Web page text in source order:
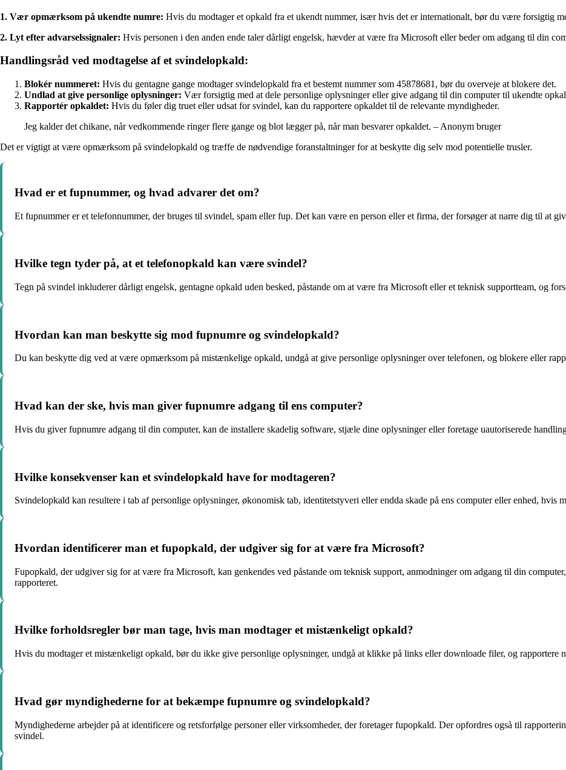
1. Vær opmærksom på ukendte numre: Hvis du modtager et opkald fra et ukendt nummer, især hvis det er internationalt, bør du være forsigtig
2. Lyt efter advarselssignaler: Hvis personen i den anden ende taler dårligt engelsk, hævder at være fra Microsoft eller beder om adgang til din
Handlingsråd ved modtagelse af et svindelopkald:
Blokér nummeret: Hvis du gentagne gange modtager svindelopkald fra et bestemt nummer som 45878681, bør du overveje at blokere det.
Undlad at give personlige oplysninger: Vær forsigtig med at dele personlige oplysninger eller give adgang til din computer til ukendte
Rapportér opkaldet: Hvis du føler dig truet eller udsat for svindel, kan du rapportere opkaldet til de relevante myndigheder.
Jeg kalder det chikane, når vedkommende ringer flere gange og blot lægger på, når man besvarer opkaldet. – Anonym bruger
Det er vigtigt at være opmærksom på svindelopkald og træffe de nødvendige foranstaltninger for at beskytte dig selv mod potentielle trusler.
Hvad er et fupnummer, og hvad advarer det om?
Et fupnummer er et telefonnummer, der bruges til svindel, spam eller fup. Det kan være en person eller et firma, der forsøger at narre dig til at
Hvilke tegn tyder på, at et telefonopkald kan være svindel?
Tegn på svindel inkluderer dårligt engelsk, gentagne opkald uden besked, påstande om at være fra Microsoft eller et teknisk supportteam, og
Hvordan kan man beskytte sig mod fupnumre og svindelopkald?
Du kan beskytte dig ved at være opmærksom på mistænkelige opkald, undgå at give personlige oplysninger over telefonen, og blokere eller
Hvad kan der ske, hvis man giver fupnumre adgang til ens computer?
Hvis du giver fupnumre adgang til din computer, kan de installere skadelig software, stjæle dine oplysninger eller foretage uautoriserede
Hvilke konsekvenser kan et svindelopkald have for modtageren?
Svindelopkald kan resultere i tab af personlige oplysninger, økonomisk tab, identitetstyveri eller endda skade på ens computer eller enhed, hvis
Hvordan identificerer man et fupopkald, der udgiver sig for at være fra Microsoft?
Fupopkald, der udgiver sig for at være fra Microsoft, kan genkendes ved påstande om teknisk support, anmodninger om adgang til din
rapporteret.
Hvilke forholdsregler bør man tage, hvis man modtager et mistænkeligt opkald?
Hvis du modtager et mistænkeligt opkald, bør du ikke give personlige oplysninger, undgå at klikke på links eller downloade filer, og rapportere
Hvad gør myndighederne for at bekæmpe fupnumre og svindelopkald?
Myndighederne arbejder på at identificere og retsforfølge personer eller virksomheder, der foretager fupopkald. Der opfordres også til
svindel.